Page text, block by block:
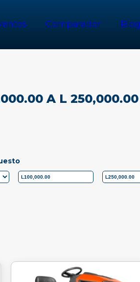
Comparador Blog
A L 250,000.00